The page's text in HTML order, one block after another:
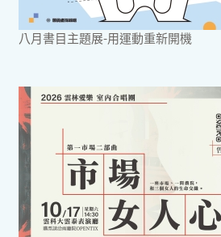
八月書目主題展-用運動重新開機